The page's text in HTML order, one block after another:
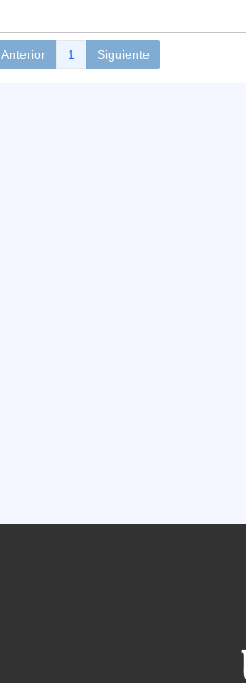
Anterior 1 Siguiente